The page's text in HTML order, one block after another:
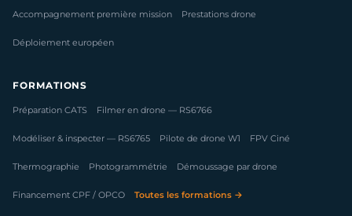
Accompagnement première mission Prestations drone
Déploiement européen
FORMATIONS
Préparation CATS Filmer en drone — RS6766
Modéliser & inspecter — RS6765 Pilote de drone W1 FPV Ciné
Thermographie Photogrammétrie Démoussage par drone
Financement CPF / OPCO Toutes les formations →